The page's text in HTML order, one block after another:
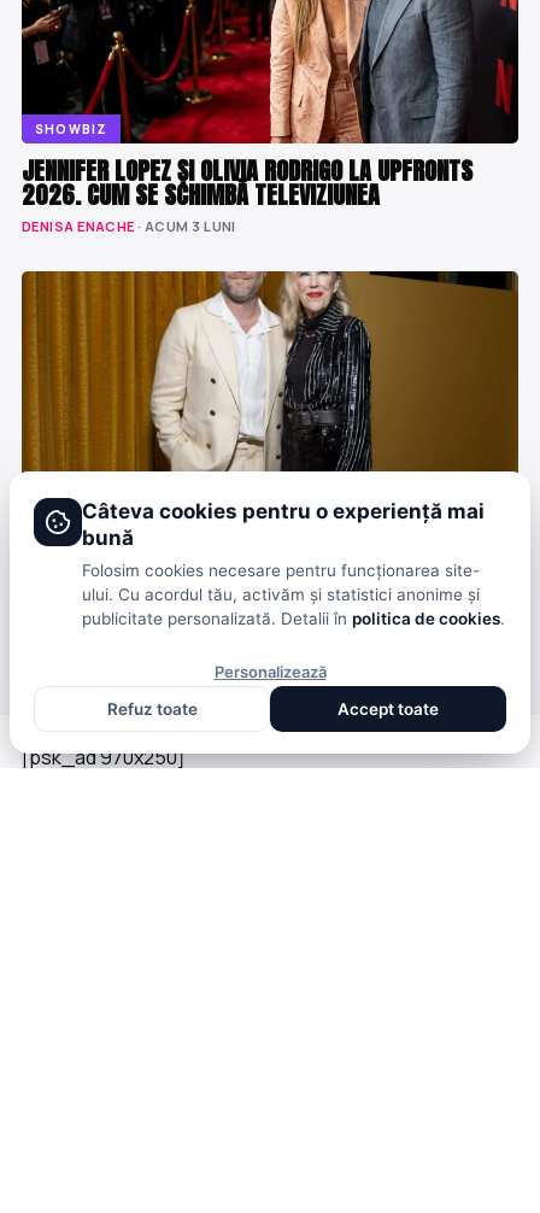
SHOWBIZ
JENNIFER LOPEZ ȘI OLIVIA RODRIGO LA UPFRONTS
2026. CUM SE SCHIMBĂ TELEVIZIUNEA
DENISA ENACHE · ACUM 3 LUNI
SHOWBIZ
SETH ROGEN DESPRE SEZONUL 2 THE STUDIO FĂRĂ
O’HARA – ANCORA A DISPĂRUT
DENISA ENACHE · ACUM 4 LUNI
[psk_ad 970x250]
Câteva cookies pentru o experiență mai
bună
Folosim cookies necesare pentru funcționarea site-
ului. Cu acordul tău, activăm și statistici anonime și
publicitate personalizată. Detalii în politica de cookies.
Personalizează
Refuz toate
Accept toate